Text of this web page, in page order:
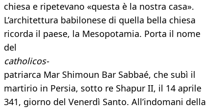
chiesa e ripetevano «questa è la nostra casa».
L’architettura babilonese di quella bella chiesa
ricorda il paese, la Mesopotamia. Porta il nome
del
catholicos-
patriarca Mar Shimoun Bar Sabbaé, che subì il
martirio in Persia, sotto re Shapur II, il 14 aprile
341, giorno del Venerdì Santo. All’indomani della